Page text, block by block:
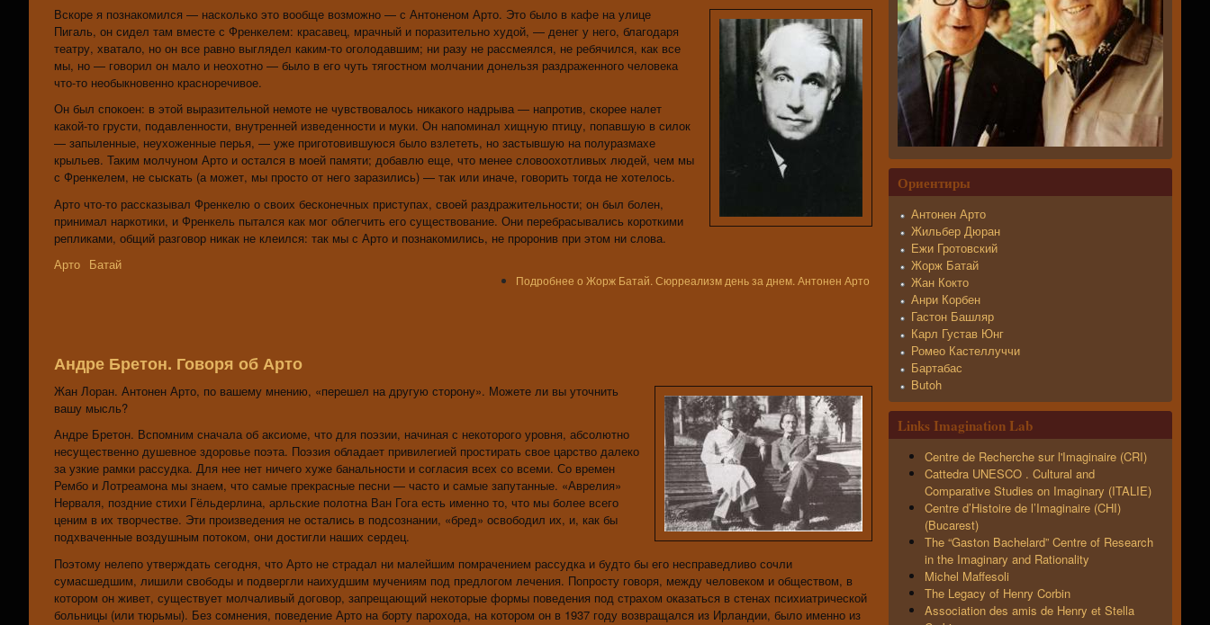
Вскоре я познакомился — насколько это вообще возможно — с Антоненом Арто. Это было в кафе на улице
Пигаль, он сидел там вместе с Френкелем: красавец, мрачный и поразительно худой, — денег у него, благодаря
театру, хватало, но он все равно выглядел каким-то оголодавшим; ни разу не рассмеялся, не ребячился, как все
мы, но — говорил он мало и неохотно — было в его чуть тягостном молчании донельзя раздраженного человека
что-то необыкновенно красноречивое.
Он был спокоен: в этой выразительной немоте не чувствовалось никакого надрыва — напротив, скорее налет
какой-то грусти, подавленности, внутренней изведенности и муки. Он напоминал хищную птицу, попавшую в силок
— запыленные, неухоженные перья, — уже приготовившуюся было взлететь, но застывшую на полуразмахе
крыльев. Таким молчуном Арто и остался в моей памяти; добавлю еще, что менее словоохотливых людей, чем мы
с Френкелем, не сыскать (а может, мы просто от него заразились) — так или иначе, говорить тогда не хотелось.
Арто что-то рассказывал Френкелю о своих бесконечных приступах, своей раздражительности; он был болен,
принимал наркотики, и Френкель пытался как мог облегчить его существование. Они перебрасывались короткими
репликами, общий разговор никак не клеился: так мы с Арто и познакомились, не проронив при этом ни слова.
Арто Батай
Подробнее о Жорж Батай. Сюрреализм день за днем. Антонен Арто
Андре Бретон. Говоря об Арто
Жан Лоран. Антонен Арто, по вашему мнению, «перешел на другую сторону». Можете ли вы уточнить
вашу мысль?
Андре Бретон. Вспомним сначала об аксиоме, что для поэзии, начиная с некоторого уровня, абсолютно
несущественно душевное здоровье поэта. Поэзия обладает привилегией простирать свое царство далеко
за узкие рамки рассудка. Для нее нет ничего хуже банальности и согласия всех со всеми. Со времен
Рембо и Лотреамона мы знаем, что самые прекрасные песни — часто и самые запутанные. «Аврелия»
Нерваля, поздние стихи Гёльдерлина, арльские полотна Ван Гога есть именно то, что мы более всего
ценим в их творчестве. Эти произведения не остались в подсознании, «бред» освободил их, и, как бы
подхваченные воздушным потоком, они достигли наших сердец.
Поэтому нелепо утверждать сегодня, что Арто не страдал ни малейшим помрачением рассудка и будто бы его несправедливо сочли
сумасшедшим, лишили свободы и подвергли наихудшим мучениям под предлогом лечения. Попросту говоря, между человеком и обществом, в
котором он живет, существует молчаливый договор, запрещающий некоторые формы поведения под страхом оказаться в стенах психиатрической
больницы (или тюрьмы). Без сомнения, поведение Арто на борту парохода, на котором он в 1937 году возвращался из Ирландии, было именно из
Ориентиры
Антонен Арто
Жильбер Дюран
Ежи Гротовский
Жорж Батай
Жан Кокто
Анри Корбен
Гастон Башляр
Карл Густав Юнг
Ромео Кастеллуччи
Бартабас
Butoh
Links Imagination Lab
Centre de Recherche sur l'Imaginaire (CRI)
Cattedra UNESCO . Cultural and
Comparative Studies on Imaginary (ITALIE)
Centre d’Histoire de l’Imaginaire (CHI)
(Bucarest)
The “Gaston Bachelard” Centre of Research
in the Imaginary and Rationality
Michel Maffesoli
The Legacy of Henry Corbin
Association des amis de Henry et Stella